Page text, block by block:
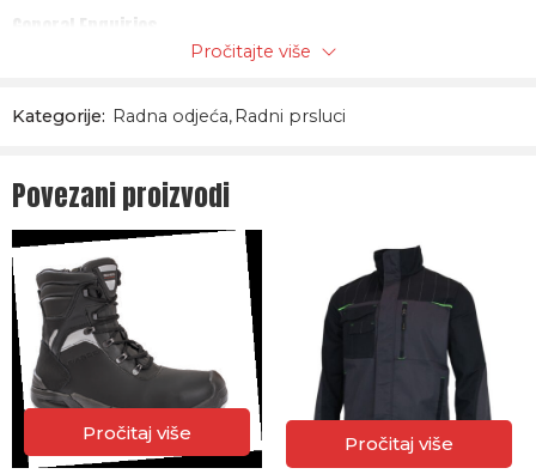
General Enquiries
There are no enquiries yet.Pročitajte više
Kategorije: Radna odjeća, Radni prsluci
Povezani proizvodi
Pročitaj više Pročitaj više